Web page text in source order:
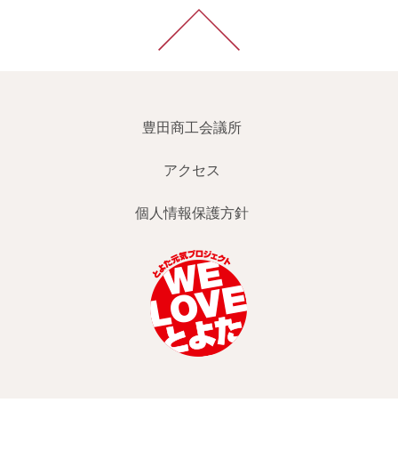
豊田商工会議所
アクセス
個人情報保護方針